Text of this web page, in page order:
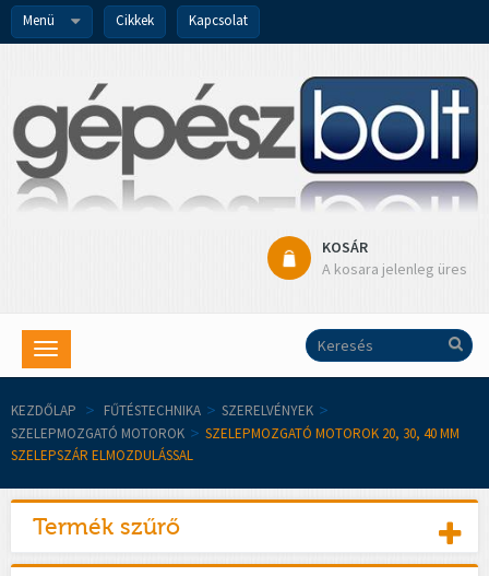
Menü Cikkek Kapcsolat
KOSÁR
A kosara jelenleg üres
Toggle
navigation
KEZDŐLAP > FŰTÉSTECHNIKA > SZERELVÉNYEK >
SZELEPMOZGATÓ MOTOROK > SZELEPMOZGATÓ MOTOROK 20, 30, 40 MM
SZELEPSZÁR ELMOZDULÁSSAL
Termék szűrő